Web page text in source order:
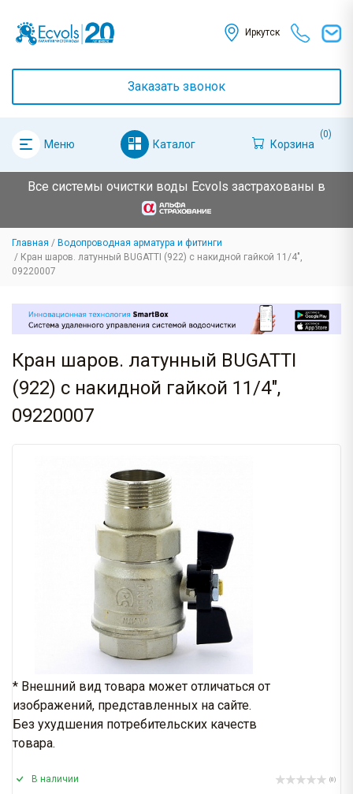
Иркутск
Заказать звонок
Меню Каталог Корзина
(0)
Все системы очистки воды Ecvols застрахованы в
Главная
Водопроводная арматура и фитинги
Кран шаров. латунный BUGATTI (922) с накидной гайкой 11/4",
09220007
Кран шаров. латунный BUGATTI
(922) с накидной гайкой 11/4",
09220007
* Внешний вид товара может отличаться от
изображений, представленных на сайте.
Без ухудшения потребительских качеств
товара.
В наличии (0)